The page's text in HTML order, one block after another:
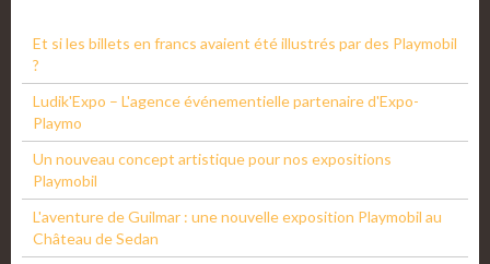
Et si les billets en francs avaient été illustrés par des Playmobil
?
Ludik'Expo – L'agence événementielle partenaire d'Expo-
Playmo
Un nouveau concept artistique pour nos expositions
Playmobil
L'aventure de Guilmar : une nouvelle exposition Playmobil au
Château de Sedan